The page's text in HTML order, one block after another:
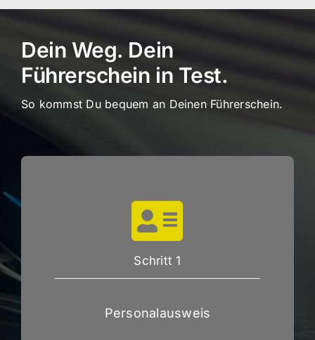
Dein Weg. Dein
Führerschein in Test.
So kommst Du bequem an Deinen Führerschein.
Schritt 1
Personalausweis